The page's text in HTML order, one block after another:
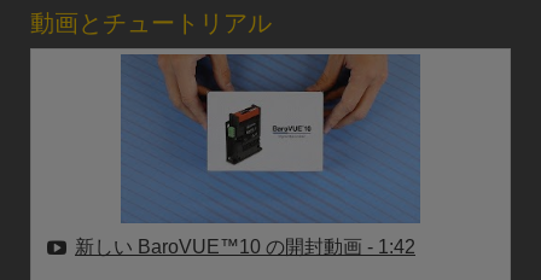
動画とチュートリアル
新しい BaroVUE™10 の開封動画 - 1:42